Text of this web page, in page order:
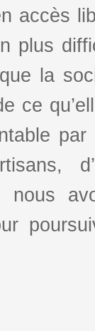
accès
plus
la
ce
nous